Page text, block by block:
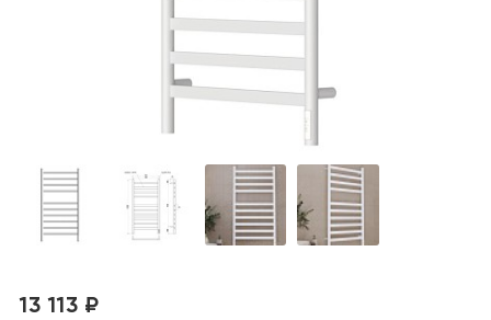
13 113 ₽